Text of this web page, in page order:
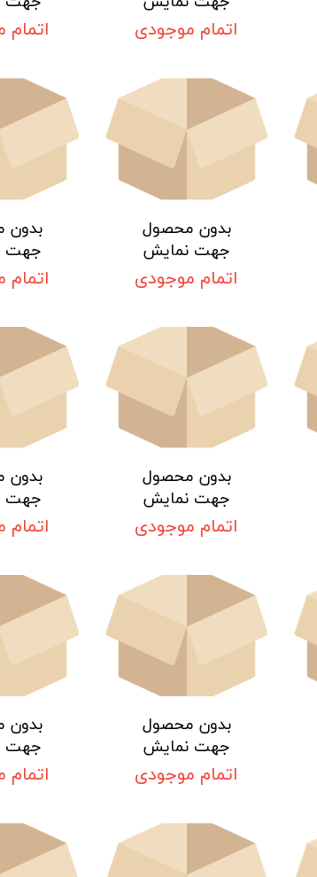
اتمام موجودی
بدون محصول
جهت نمایش
اتمام موجودی
بدون
جهت
بدون محصول
جهت نمایش
اتمام موجودی
بدون
جهت
بدون محصول
جهت نمایش
اتمام موجودی
بدون
جهت